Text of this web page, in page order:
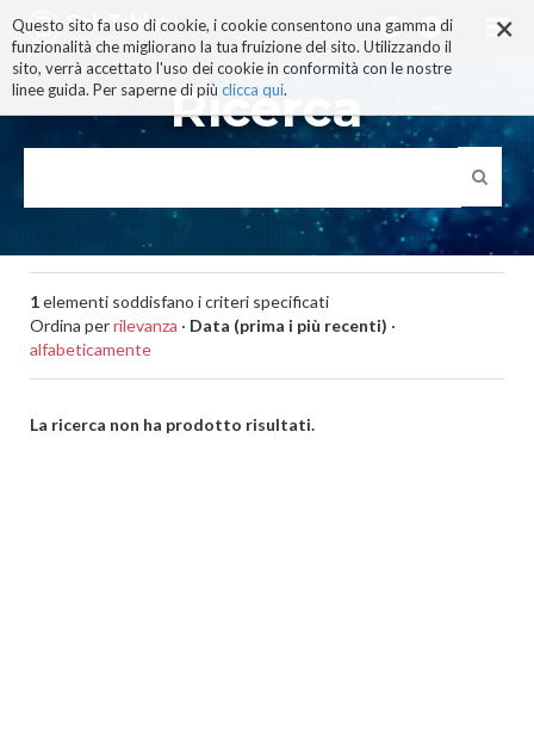
×
Questo sito fa uso di cookie, i cookie consentono una gamma di
funzionalità che migliorano la tua fruizione del sito. Utilizzando il
sito, verrà accettato l'uso dei cookie in conformità con le nostre
linee guida. Per saperne di più clicca qui.
ai
contenuti.
|
alla
navigazione
Ricerca
1elementi soddisfano i criteri specificati
Ordina perrilevanza · Data (prima i più recenti) ·
alfabeticamente
La ricerca non ha prodotto risultati.